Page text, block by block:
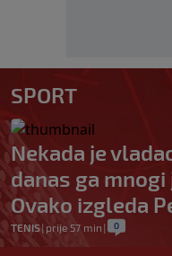
SPORT
Nekada je
danas ga
Ovako izgleda
TENIS| prije 57 min | 0